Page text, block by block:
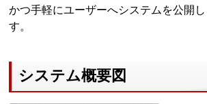
かつ手軽にユーザーへシステムを公開
す。
システム概要図